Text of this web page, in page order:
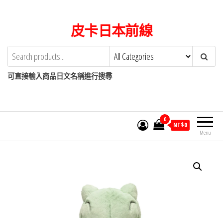
content
皮卡日本前線
可直接輸入商品日文名稱進行搜尋
Menu
0
NT$0